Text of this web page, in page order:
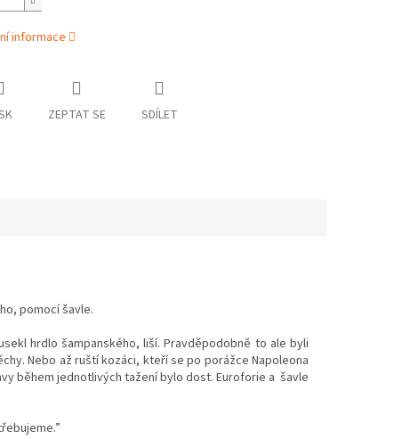
informace
ZEPTAT SE SDÍLET
pomocí šavle.
hrdlo šampanského, liší. Pravděpodobně to ale byli
Nebo až ruští kozáci, kteří se po porážce Napoleona
během jednotlivých tažení bylo dost. Euroforie a šavle